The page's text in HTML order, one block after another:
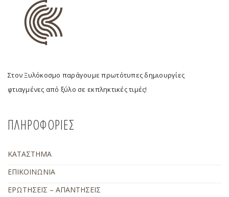
Στον Ξυλόκοσμο παράγουμε πρωτότυπες δημιουργίες
φτιαγμένες από ξύλο σε εκπληκτικές τιμές!
ΠΛΗΡΟΦΟΡΙΕΣ
ΚΑΤΑΣΤΗΜΑ
ΕΠΙΚΟΙΝΩΝΙΑ
ΕΡΩΤΗΣΕΙΣ – ΑΠΑΝΤΗΣΕΙΣ